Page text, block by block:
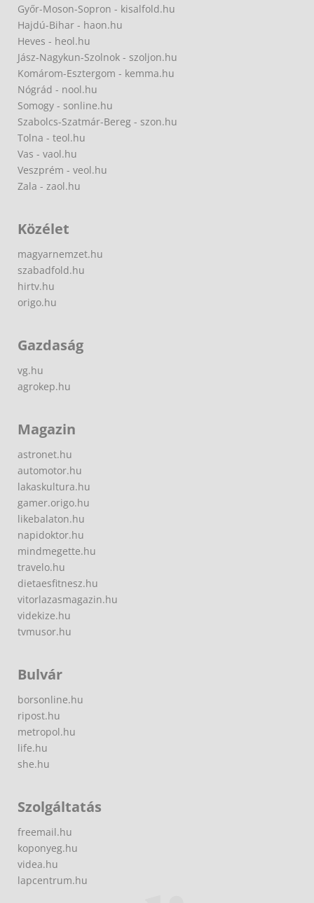
Győr-Moson-Sopron - kisalfold.hu
Hajdú-Bihar - haon.hu
Heves - heol.hu
Jász-Nagykun-Szolnok - szoljon.hu
Komárom-Esztergom - kemma.hu
Nógrád - nool.hu
Somogy - sonline.hu
Szabolcs-Szatmár-Bereg - szon.hu
Tolna - teol.hu
Vas - vaol.hu
Veszprém - veol.hu
Zala - zaol.hu
Közélet
magyarnemzet.hu
szabadfold.hu
hirtv.hu
origo.hu
Gazdaság
vg.hu
agrokep.hu
Magazin
astronet.hu
automotor.hu
lakaskultura.hu
gamer.origo.hu
likebalaton.hu
napidoktor.hu
mindmegette.hu
travelo.hu
dietaesfitnesz.hu
vitorlazasmagazin.hu
videkize.hu
tvmusor.hu
Bulvár
borsonline.hu
ripost.hu
metropol.hu
life.hu
she.hu
Szolgáltatás
freemail.hu
koponyeg.hu
videa.hu
lapcentrum.hu